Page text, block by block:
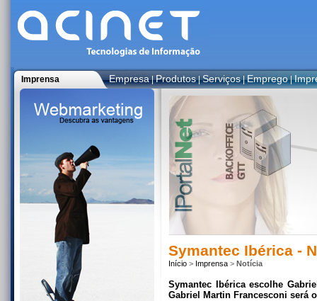
Imprensa Empresa|Produtos|Serviços|Emprego|
Symantec Ibérica -
Início > Imprensa > Notícia
Symantec Ibérica escolhe
Gabriel Martin Francesconi será